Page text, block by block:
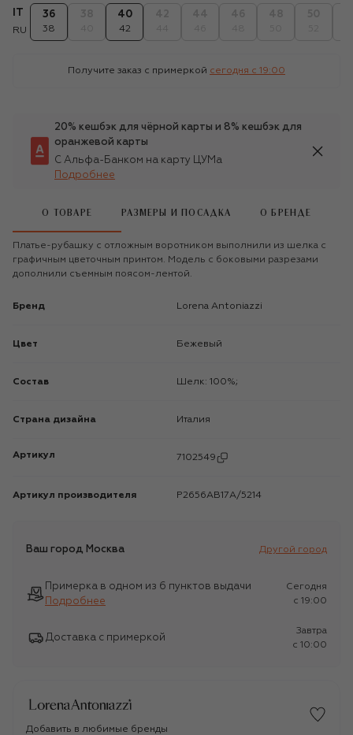
RU
36
38
40
42
Получите заказ с примеркой сегодня c 19:00
20% кешбэк для чёрной карты и 8% кешбэк для
оранжевой карты
С Альфа-Банком на карту ЦУМа
Подробнее
О ТОВАРЕ РАЗМЕРЫ И ПОСАДКА О БРЕНДЕ
Платье-рубашку с отложным воротником выполнили из шелка с
графичным цветочным принтом. Модель с боковыми разрезами
дополнили съемным поясом-лентой.
Бренд Lorena Antoniazzi
Цвет Бежевый
Состав Шелк: 100%;
Страна дизайна Италия
Артикул 7102549
Артикул производителя P2656AB17A/5214
Ваш город Москва Другой город
Примерка в одном из 6 пунктов выдачи
Подробнее
Сегодня
c 19:00
Доставка с примеркой
Завтра
c 10:00
Добавить в любимые бренды